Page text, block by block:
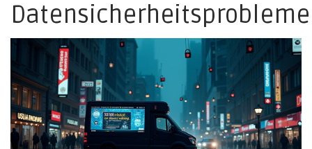
Datensicherheitsprobleme